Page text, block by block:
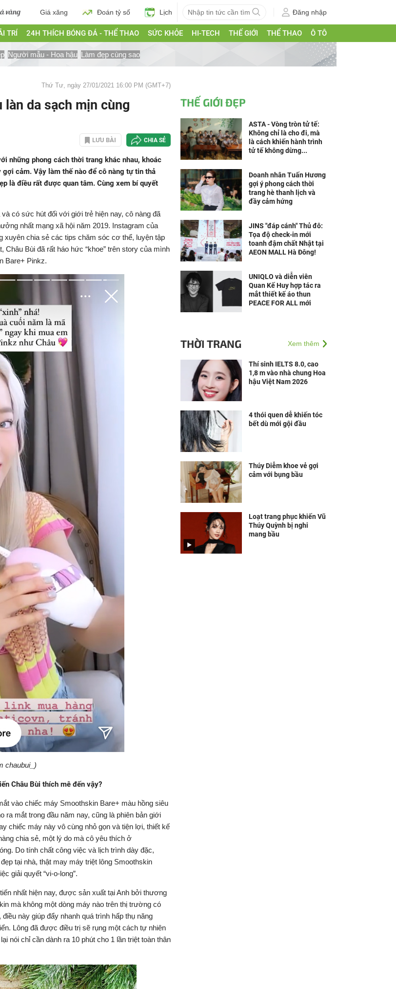
Giá xăng Đoán tỷ số Lịch Đăng nhập
TRÍ 24H THÍCH BÓNG ĐÁ - THỂ THAO SỨC KHỎE HI-TECH THẾ GIỚI THỂ THAO Ô TÔ
Người mẫu - Hoa hậu Làm đẹp cùng sao
Thứ Tư, ngày 27/01/2021 16:00 PM (GMT+7)
da sạch mịn cùng
LƯU BÀI CHIA SẺ
những phong cách thời trang khác nhau, khoác
cảm. Vậy làm thế nào để cô nàng tự tin thả
là điều rất được quan tâm. Cùng xem bí quyết
có sức hút đối với giới trẻ hiện nay, cô nàng đã
nhất mạng xã hội năm 2019. Instagram của
chia sẻ các tips chăm sóc cơ thể, luyện tập
Bùi đã rất háo hức “khoe” trên story của mình
Bare+ Pinkz.
chaubui_)
Châu Bùi thích mê đến vậy?
vào chiếc máy Smoothskin Bare+ màu hồng siêu
mắt trong đầu năm nay, cũng là phiên bản giới
chiếc máy này vô cùng nhỏ gọn và tiện lợi, thiết kế
chia sẻ, một lý do mà cô yêu thích ở
Do tính chất công việc và lịch trình dày đặc,
tại nhà, thật may máy triệt lông Smoothskin
giải quyết “vi-o-long”.
nhất hiện nay, được sản xuất tại Anh bởi thương
mà không một dòng máy nào trên thị trường có
này giúp đẩy nhanh quá trình hấp thụ năng
Lông đã được điều trị sẽ rụng một cách tự nhiên
nói chỉ cần dành ra 10 phút cho 1 lần triệt toàn thân
THẾ GIỚI ĐẸP
ASTA - Vòng tròn tử tế:
Không chỉ là cho đi, mà
là cách khiến hành trình
tử tế không dừng...
Doanh nhân Tuấn Hương
gợi ý phong cách thời
trang hè thanh lịch và
đầy cảm hứng
JINS "đáp cánh" Thủ đô:
Tọa độ check-in mới
toanh đậm chất Nhật tại
AEON MALL Hà Đông!
UNIQLO và diễn viên
Quan Kế Huy hợp tác ra
mắt thiết kế áo thun
PEACE FOR ALL mới
THỜI TRANG Xem thêm
Thí sinh IELTS 8.0, cao
1,8 m vào nhà chung Hoa
hậu Việt Nam 2026
4 thói quen dễ khiến tóc
bết dù mới gội đầu
Thúy Diễm khoe vẻ gợi
cảm với bụng bầu
Loạt trang phục khiến Vũ
Thúy Quỳnh bị nghi
mang bầu